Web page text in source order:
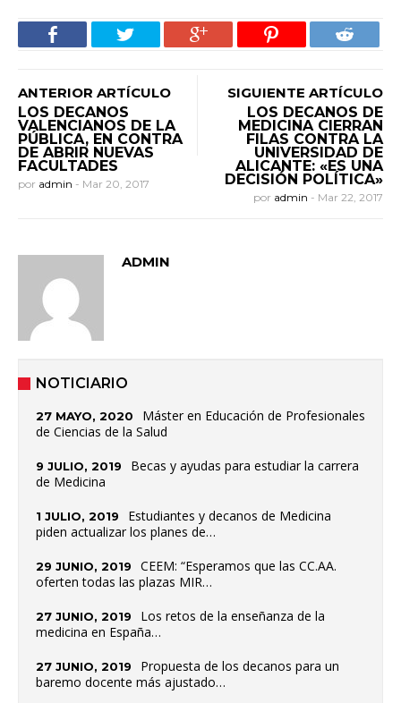
ANTERIOR ARTÍCULO
LOS DECANOS
VALENCIANOS DE LA
PÚBLICA, EN CONTRA
DE ABRIR NUEVAS
FACULTADES
por admin - Mar 20, 2017
SIGUIENTE ARTÍCULO
LOS DECANOS DE
MEDICINA CIERRAN
FILAS CONTRA LA
UNIVERSIDAD DE
ALICANTE: «ES UNA
DECISIÓN POLÍTICA»
por admin - Mar 22, 2017
ADMIN
NOTICIARIO
27 MAYO, 2020
Máster en Educación de Profesionales
de Ciencias de la Salud
9 JULIO, 2019
Becas y ayudas para estudiar la carrera
de Medicina
1 JULIO, 2019
Estudiantes y decanos de Medicina
piden actualizar los planes de…
29 JUNIO, 2019
CEEM: “Esperamos que las CC.AA.
oferten todas las plazas MIR…
27 JUNIO, 2019
Los retos de la enseñanza de la
medicina en España…
27 JUNIO, 2019
Propuesta de los decanos para un
baremo docente más ajustado…